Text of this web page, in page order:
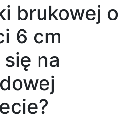
brukowej o
6 cm
na